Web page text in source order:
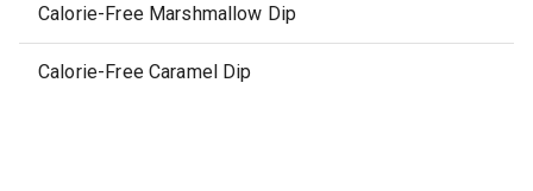
Calorie-Free Marshmallow Dip
Calorie-Free Caramel Dip